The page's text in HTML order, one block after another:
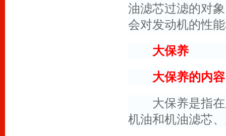
油滤芯过滤的对
会对发动机的性
大保养
大保养的内
大保养是指在
机油和机油滤芯